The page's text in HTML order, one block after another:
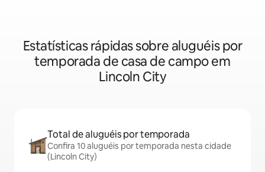
Estatísticas rápidas sobre aluguéis por
temporada de casa de campo em
Lincoln City
Total de aluguéis por temporada
Confira 10 aluguéis por temporada nesta cidade
(Lincoln City)